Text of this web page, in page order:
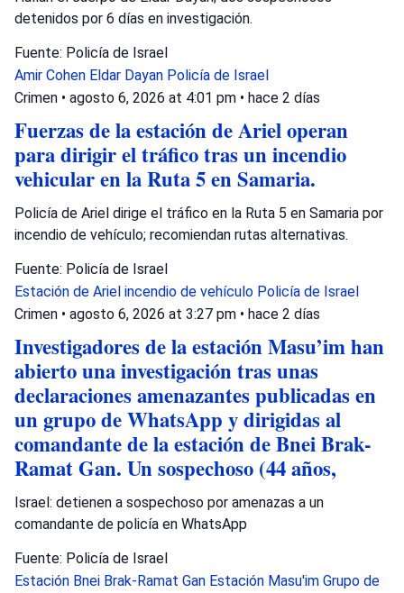
detenidos por 6 días en investigación.
Fuente: Policía de Israel
Amir Cohen Eldar Dayan Policía de Israel
Crimen • agosto 6, 2026 at 4:01 pm • hace 2 días
Fuerzas de la estación de Ariel operan
para dirigir el tráfico tras un incendio
vehicular en la Ruta 5 en Samaria.
Policía de Ariel dirige el tráfico en la Ruta 5 en Samaria por
incendio de vehículo; recomiendan rutas alternativas.
Fuente: Policía de Israel
Estación de Ariel incendio de vehículo Policía de Israel
Crimen • agosto 6, 2026 at 3:27 pm • hace 2 días
Investigadores de la estación Masu’im han
abierto una investigación tras unas
declaraciones amenazantes publicadas en
un grupo de WhatsApp y dirigidas al
comandante de la estación de Bnei Brak-
Ramat Gan. Un sospechoso (44 años,
Israel: detienen a sospechoso por amenazas a un
comandante de policía en WhatsApp
Fuente: Policía de Israel
Estación Bnei Brak-Ramat Gan Estación Masu'im Grupo de